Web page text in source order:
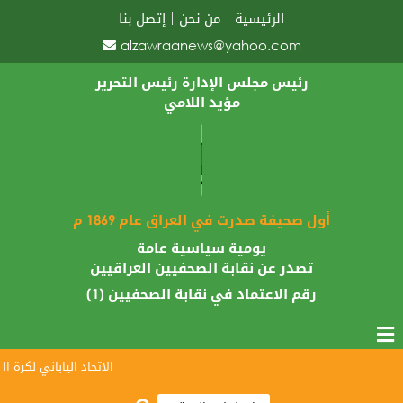
الرئيسية من نحن
إتصل بنا
alzawraanews@yahoo.com
رئيس مجلس الإدارة رئيس التحرير
مؤيد اللامي
أول صحيفة صدرت في العراق عام 1869 م
يومية سياسية عامة
تصدر عن نقابة الصحفيين العراقيين
رقم الاعتماد في نقابة الصحفيين (1)
الاتحاد الياباني لكرة